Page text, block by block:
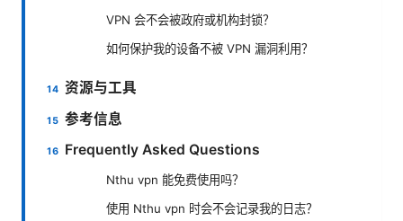
VPN 会不会被政府或机构封锁？
如何保护我的设备不被 VPN 漏洞利用？
资源与工具
参考信息
Frequently Asked Questions
Nthu vpn 能免费使用吗？
使用 Nthu vpn 时会不会记录我的日志？